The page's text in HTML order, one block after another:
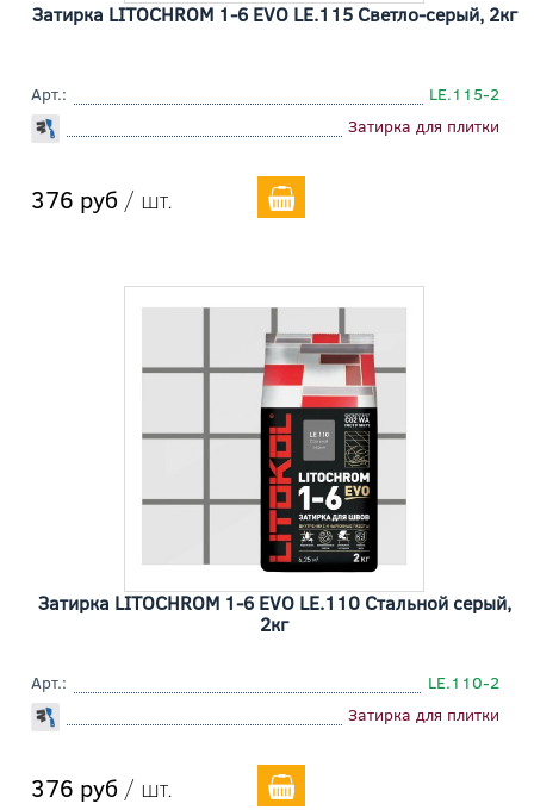
Затирка LITOCHROM 1-6 EVO LE.115 Cветло-серый, 2кг
Арт.:
LE.115-2
Затирка для плитки
376 руб / шт.
Затирка LITOCHROM 1-6 EVO LE.110 Cтальной серый,
2кг
Арт.:
LE.110-2
Затирка для плитки
376 руб / шт.